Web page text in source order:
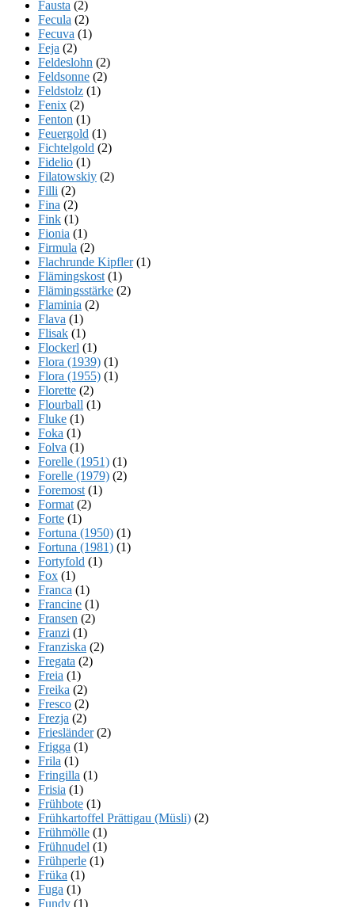
Fausta (2)
Fecula (2)
Fecuva (1)
Feja (2)
Feldeslohn (2)
Feldsonne (2)
Feldstolz (1)
Fenix (2)
Fenton (1)
Feuergold (1)
Fichtelgold (2)
Fidelio (1)
Filatowskiy (2)
Filli (2)
Fina (2)
Fink (1)
Fionia (1)
Firmula (2)
Flachrunde Kipfler(1)
Flämingskost (1)
Flämingsstärke (2)
Flaminia (2)
Flava (1)
Flisak (1)
Flockerl (1)
Flora (1939) (1)
Flora (1955) (1)
Florette (2)
Flourball (1)
Fluke (1)
Foka (1)
Folva (1)
Forelle (1951) (1)
Forelle (1979) (2)
Foremost (1)
Format (2)
Forte (1)
Fortuna (1950) (1)
Fortuna (1981) (1)
Fortyfold (1)
Fox (1)
Franca (1)
Francine (1)
Fransen (2)
Franzi (1)
Franziska (2)
Fregata (2)
Freia (1)
Freika (2)
Fresco (2)
Frezja (2)
Friesländer(2)
Frigga (1)
Frila (1)
Fringilla (1)
Frisia (1)
Frühbote (1)
Frühkartoffel Prättigau (Müsli) (2)
Frühmölle (1)
Frühnudel (1)
Frühperle (1)
Früka (1)
Fuga (1)
Fundy (1)